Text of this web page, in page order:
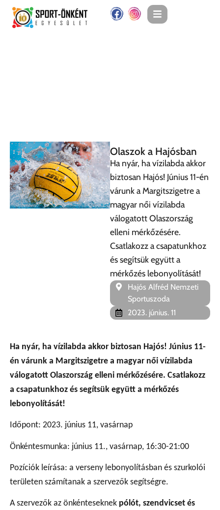
Olaszok a Hajósban
Ha nyár, ha vízilabda akkor
biztosan Hajós! Június 11-én
várunk a Margitszigetre a
magyar női vízilabda
válogatott Olaszország
elleni mérkőzésére.
Csatlakozz a csapatunkhoz
és segítsük együtt a
mérkőzés lebonyolítását!
Hajós Alfréd Nemzeti
Sportuszoda
2023. június. 11
Ha nyár, ha vízilabda akkor biztosan Hajós! Június 11-
én várunk a Margitszigetre a magyar női vízilabda
válogatott Olaszország elleni mérkőzésére. Csatlakozz
a csapatunkhoz és segítsük együtt a mérkőzés
lebonyolítását!
Időpont: 2023. június 11, vasárnap
Önkéntesmunka: június 11., vasárnap, 16:30-21:00
Pozíciók leírása: a verseny lebonyolításban és szurkolói
területen számítanak a szervezők segítségre.
A szervezők az önkénteseknek pólót, szendvicset és